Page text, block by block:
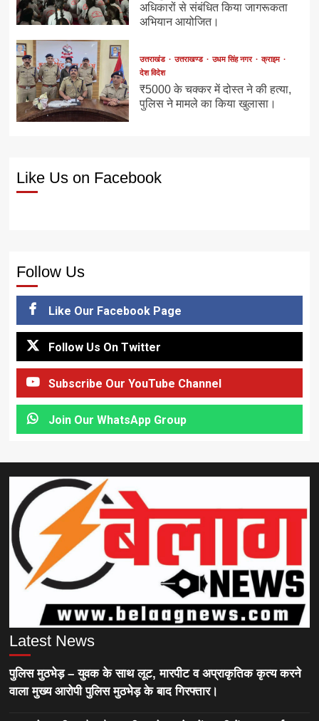
अधिकारों से संबंधित किया जागरूकता
अभियान आयोजित।
उत्तराखंड उत्तराखण्ड उधम सिंह नगर
क्राइम
देश विदेश
₹5000 के चक्कर में दोस्त ने की हत्या,
पुलिस ने मामले का किया खुलासा।
Like Us on Facebook
Follow Us
Like Our Facebook Page
Follow Us On Twitter
Subscribe Our YouTube Channel
Join Our WhatsApp Group
Latest News
पुलिस मुठभेड़ – युवक के साथ लूट, मारपीट व अप्राकृतिक कृत्य करने
वाला मुख्य आरोपी पुलिस मुठभेड़ के बाद गिरफ्तार।